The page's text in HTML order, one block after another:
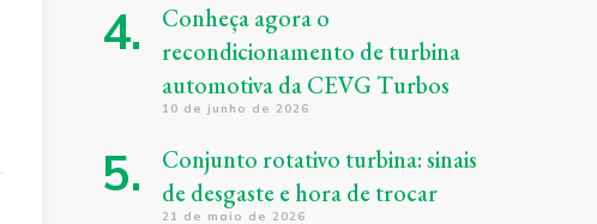
Conheça agora o
recondicionamento de turbina
automotiva da CEVG Turbos
10 de junho de 2026
Conjunto rotativo turbina: sinais
de desgaste e hora de trocar
21 de maio de 2026